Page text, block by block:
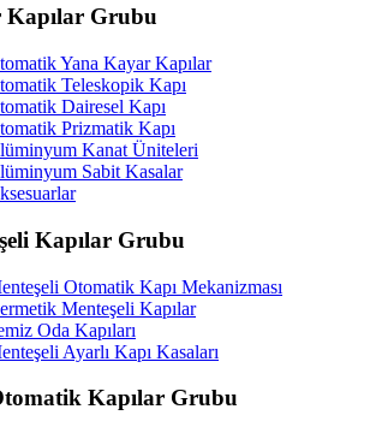
Grubu
Yana Kayar Kapılar
Teleskopik Kapı
Dairesel Kapı
Prizmatik Kapı
Kanat Üniteleri
Sabit Kasalar
Kapılar Grubu
Otomatik Kapı Mekanizması
Menteşeli Kapılar
Oda Kapıları
Ayarlı Kapı Kasaları
Kapılar Grubu